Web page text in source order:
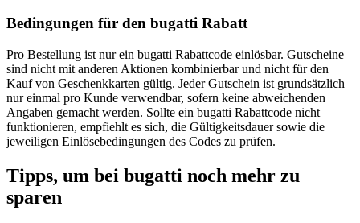
Bedingungen für den bugatti Rabatt
Pro Bestellung ist nur ein bugatti Rabattcode einlösbar. Gutscheine
sind nicht mit anderen Aktionen kombinierbar und nicht für den
Kauf von Geschenkkarten gültig. Jeder Gutschein ist grundsätzlich
nur einmal pro Kunde verwendbar, sofern keine abweichenden
Angaben gemacht werden. Sollte ein bugatti Rabattcode nicht
funktionieren, empfiehlt es sich, die Gültigkeitsdauer sowie die
jeweiligen Einlösebedingungen des Codes zu prüfen.
Tipps, um bei bugatti noch mehr zu
sparen